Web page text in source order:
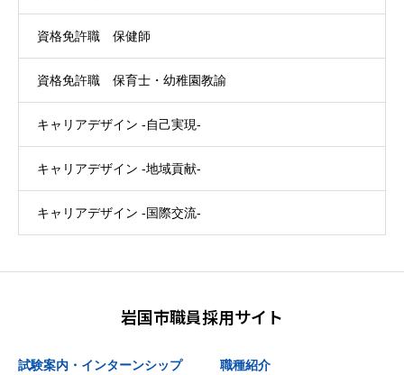
資格免許職 保健師
資格免許職 保育士・幼稚園教諭
キャリアデザイン -自己実現-
キャリアデザイン -地域貢献-
キャリアデザイン -国際交流-
岩国市職員採用サイト
試験案内・インターンシップ 職種紹介